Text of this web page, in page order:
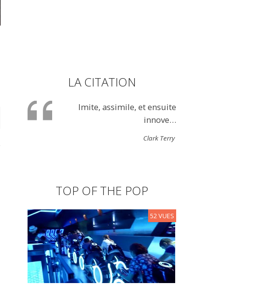
LA CITATION
Imite, assimile, et ensuite
innove…
Clark Terry
TOP OF THE POP
52 VUES